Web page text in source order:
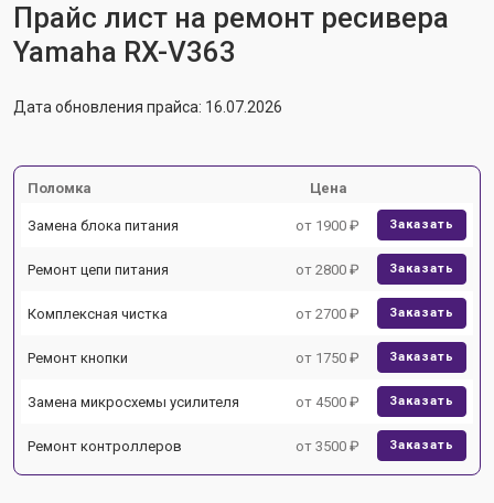
Прайс лист на ремонт ресивера
Yamaha RX-V363
Дата обновления прайса: 16.07.2026
Поломка Цена
Замена блока питания от 1900 ₽ Заказать
Ремонт цепи питания от 2800 ₽ Заказать
Комплексная чистка от 2700 ₽ Заказать
Ремонт кнопки от 1750 ₽ Заказать
Замена микросхемы усилителя от 4500 ₽ Заказать
Ремонт контроллеров от 3500 ₽ Заказать